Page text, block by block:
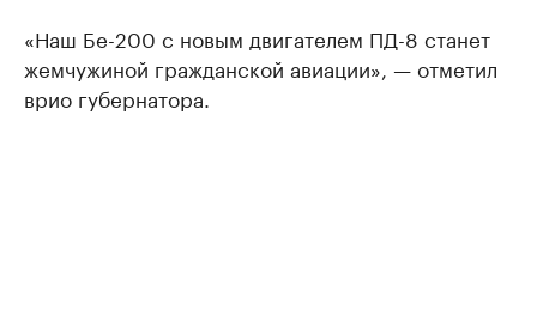
«Наш Бе-200 с новым двигателем ПД-8 станет
жемчужиной гражданской авиации», — отметил
врио губернатора.